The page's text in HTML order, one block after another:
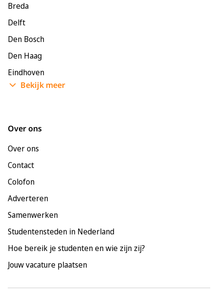
Breda
Delft
Den Bosch
Den Haag
Eindhoven
Enschede
Bekijk meer
Over ons
Over ons
Contact
Colofon
Adverteren
Samenwerken
Studentensteden in Nederland
Hoe bereik je studenten en wie zijn zij?
Jouw vacature plaatsen